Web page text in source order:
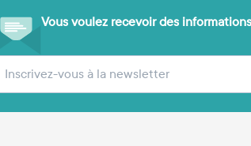
Vous voulez recevoir des
Votre adresse e-mail (obligatoire)